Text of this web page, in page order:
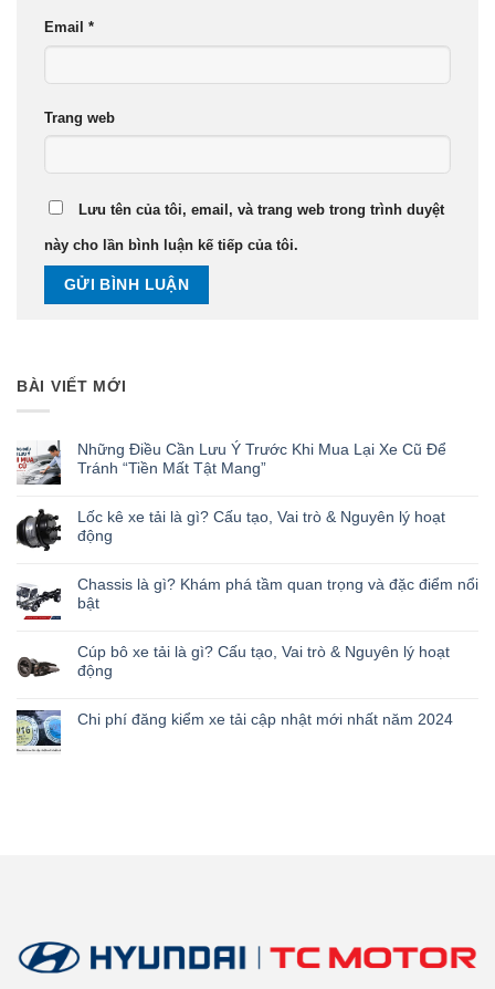
Email *
Trang web
Lưu tên của tôi, email, và trang web trong trình duyệt
này cho lần bình luận kế tiếp của tôi.
BÀI VIẾT MỚI
Những Điều Cần Lưu Ý Trước Khi Mua Lại Xe Cũ Để
Tránh “Tiền Mất Tật Mang”
Lốc kê xe tải là gì? Cấu tạo, Vai trò & Nguyên lý hoạt
động
Chassis là gì? Khám phá tầm quan trọng và đặc điểm nổi
bật
Cúp bô xe tải là gì? Cấu tạo, Vai trò & Nguyên lý hoạt
động
Chi phí đăng kiểm xe tải cập nhật mới nhất năm 2024